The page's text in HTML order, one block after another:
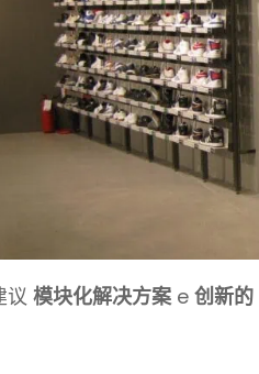
议模块化解决方案e 创新的